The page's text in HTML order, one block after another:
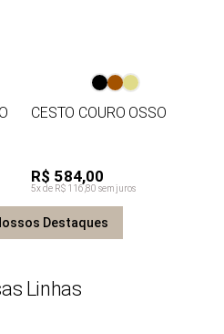
CESTO COURO OSSO
R$ 584,00
5x de R$ 116,80 sem juros
Destaques
Linhas